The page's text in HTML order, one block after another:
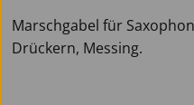
Marschgabel für
Drückern, Messing.